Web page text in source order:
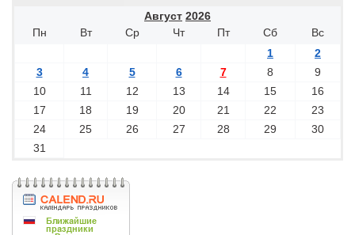
Август 2026
Пн
Вт Ср Чт Пт Сб
Вс
1
2
3
4 5 6 7 8
9
10
11 12 13 14 15
16
17
18 19 20 21 22
23
24
25 26 27 28 29
30
31